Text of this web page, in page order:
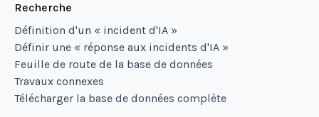
Recherche
Définition d'un « incident d'IA »
Définir une « réponse aux incidents d'IA »
Feuille de route de la base de données
Travaux connexes
Télécharger la base de données complète